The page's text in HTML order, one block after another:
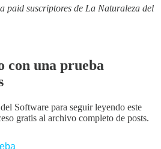
paid suscriptores de La Naturaleza del
con una prueba
Software para seguir leyendo este
gratis al archivo completo de posts.